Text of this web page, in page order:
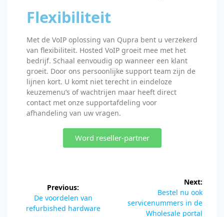
Flexibiliteit
Met de VoIP oplossing van Qupra bent u verzekerd
van flexibiliteit. Hosted VoIP groeit mee met het
bedrijf. Schaal eenvoudig op wanneer een klant
groeit. Door ons persoonlijke support team zijn de
lijnen kort. U komt niet terecht in eindeloze
keuzemenu’s of wachtrijen maar heeft direct
contact met onze supportafdeling voor
afhandeling van uw vragen.
Word reseller-partner
Previous:
De voordelen van
refurbished hardware
Next:
Bestel nu ook
servicenummers in de
Wholesale portal